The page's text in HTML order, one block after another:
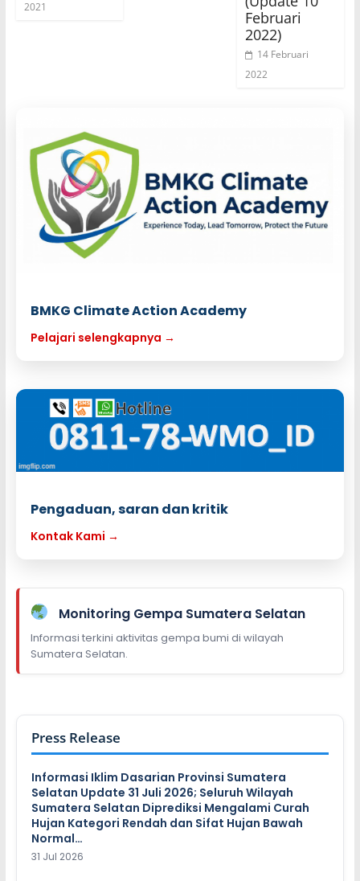
2021
Februari
2022)
14 Februari
2022
BMKG Climate Action Academy
Pelajari selengkapnya →
Pengaduan, saran dan kritik
Kontak Kami →
Monitoring Gempa Sumatera Selatan
Informasi terkini aktivitas gempa bumi di wilayah
Sumatera Selatan.
Press Release
Informasi Iklim Dasarian Provinsi Sumatera
Selatan Update 31 Juli 2026; Seluruh Wilayah
Sumatera Selatan Diprediksi Mengalami Curah
Hujan Kategori Rendah dan Sifat Hujan Bawah
Normal…
31 Jul 2026